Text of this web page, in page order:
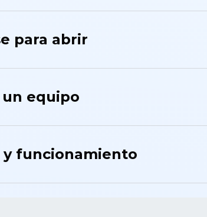
para abrir
equipo
funcionamiento